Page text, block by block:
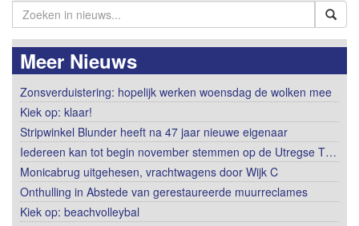
Meer Nieuws
Zonsverduistering: hopelijk werken woensdag de wolken mee
Kiek op: klaar!
Stripwinkel Blunder heeft na 47 jaar nieuwe eigenaar
Iedereen kan tot begin november stemmen op de Utregse T…
Monicabrug uitgehesen, vrachtwagens door Wijk C
Onthulling in Abstede van gerestaureerde muurreclames
Kiek op: beachvolleybal